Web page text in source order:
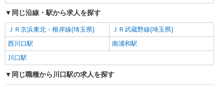
同じ沿線・駅から求人を探す
ＪＲ京浜東北・根岸線(埼玉県)
ＪＲ武蔵野線(埼玉県)
西川口駅
南浦和駅
川口駅
同じ職種から川口駅の求人を探す